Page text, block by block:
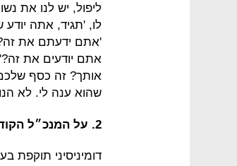
ליפול, יש לנו את
לו, 'תגיד, אתה
'אתם ידעתם את
אתם יודעים את זה?'
אותך? זה כסף
שהוא ענה לי. לא
2. על המנכ״ל הקודם
דומיניסיני תוקפת